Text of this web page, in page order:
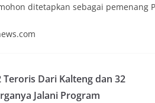
ditetapkan sebagai pemenang
Teroris Dari Kalteng dan 32
Jalani Program